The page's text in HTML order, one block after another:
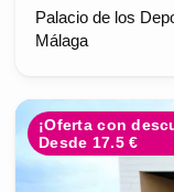
Palacio de los
Málaga
¡Oferta con
Desde 17.5 €